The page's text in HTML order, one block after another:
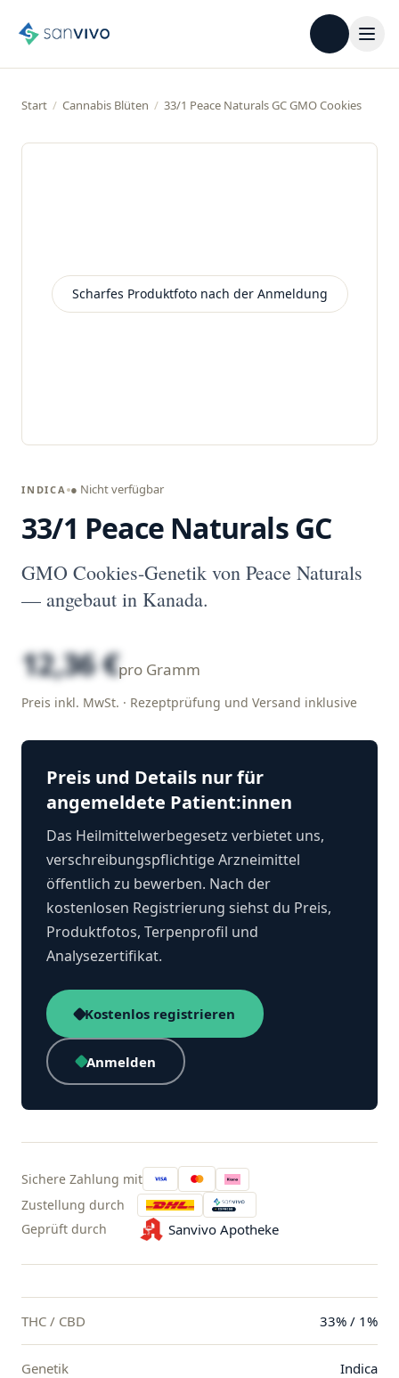
Start / Cannabis Blüten / 33/1 Peace Naturals GC GMO Cookies
Scharfes Produktfoto nach der Anmeldung
INDICA ● Nicht verfügbar
33/1 Peace Naturals GC
GMO Cookies-Genetik von Peace Naturals
— angebaut in Kanada.
12,36 €pro Gramm
Preis inkl. MwSt. · Rezeptprüfung und Versand inklusive
Preis und Details nur für
angemeldete Patient:innen
Das Heilmittelwerbegesetz verbietet uns,
verschreibungspflichtige Arzneimittel
öffentlich zu bewerben. Nach der
kostenlosen Registrierung siehst du Preis,
Produktfotos, Terpenprofil und
Analysezertifikat.
Kostenlos registrieren
Anmelden
Sichere Zahlung mit
Zustellung durch
Geprüft durch
Sanvivo Apotheke
THC / CBD 33% / 1%
Genetik Indica